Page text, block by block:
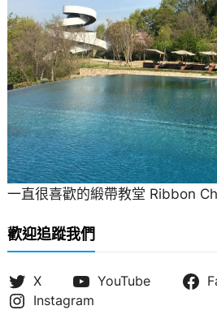
一直很喜歡的緞帶教堂 Ribbon
歡迎追蹤我們
X YouTube
Instagram